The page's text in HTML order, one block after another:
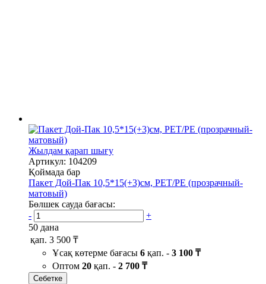
Жылдам қарап шығу
Артикул: 104209
Қоймада бар
Пакет Дой-Пак 10,5*15(+3)см, PET/PE (прозрачный-
матовый)
Бөлшек сауда бағасы:
-
+
50 дана
қап. 3 500 ₸
Ұсақ көтерме бағасы 6 қап. - 3 100 ₸
Оптом 20 қап. - 2 700 ₸
Себетке